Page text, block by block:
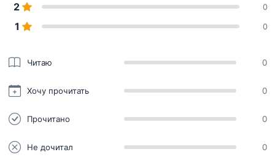
2 0
1 0
Читаю 0
Хочу прочитать 0
Прочитано 0
Не дочитал 0